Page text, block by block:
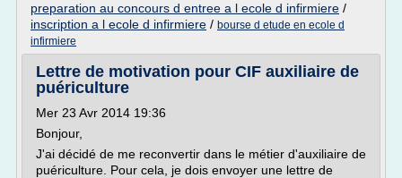
preparation au concours d entree a l ecole d infirmiere /
inscription a l ecole d infirmiere / bourse d etude en ecole d
infirmiere
Lettre de motivation pour CIF auxiliaire de
puériculture
Mer 23 Avr 2014 19:36
Bonjour,
J'ai décidé de me reconvertir dans le métier d'auxiliaire de
puériculture. Pour cela, je dois envoyer une lettre de